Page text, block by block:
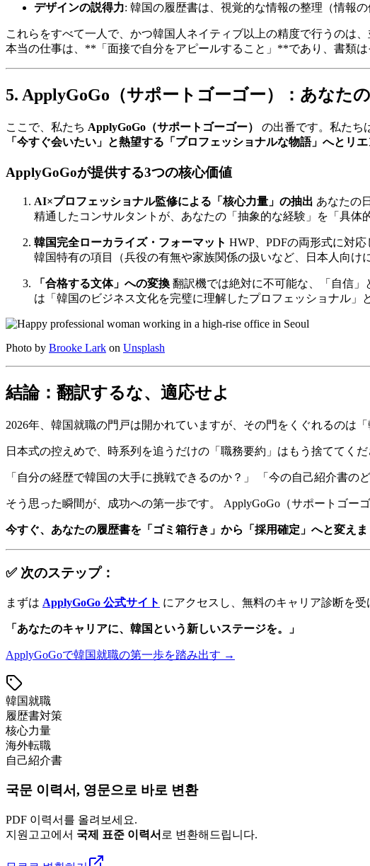
デザインの説得力: 韓国の履歴書は、視覚的な情報の整理（情報
これらをすべて一人で、かつ韓国人ネイティブ以上の精度で行うのは
本当の仕事は、**「面接で自分をアピールすること」**であり、書類は
5. ApplyGoGo（サポートゴーゴー）：あなた
ここで、私たち ​ ApplyGoGo（サポートゴーゴー） の出番です。私たち
「今すぐ会いたい」と熱望する「プロフェッショナルな物語」へとリ
ApplyGoGoが提供する3つの核心価値
AI×プロフェッショナル監修による「核心力量」の抽出 あなたの
精通したコンサルタントが、あなたの「抽象的な経験」を「具体
韓国完全ローカライズ・フォーマット HWP、PDFの両形式に対
韓国特有の項目（兵役の有無や家族関係の扱いなど、日本人向け
「合格する文体」への変換 翻訳機では絶対に不可能な、「自信
は「韓国のビジネス文化を完璧に理解したプロフェッショナル」
Photo by Brooke Lark on Unsplash
結論：翻訳するな、適応せよ
2026年、韓国就職の門戸は開かれていますが、その門をくぐれるのは
日本式の控えめで、時系列を追うだけの「職務要約」はもう捨ててく
「自分の経歴で韓国の大手に挑戦できるのか？」 「今の自己紹介書の
そう思った瞬間が、成功への第一歩です。 ApplyGoGo（サポートゴー
今すぐ、あなたの履歴書を「ゴミ箱行き」から「採用確定」へと変えま
✅ 次のステップ：
まずは ApplyGoGo 公式サイト にアクセスし、無料のキャリア診断を
「あなたのキャリアに、韓国という新しいステージを。」
ApplyGoGoで韓国就職の第一歩を踏み出す →
韓国就職
履歴書対策
核心力量
海外転職
自己紹介書
국문 이력서, 영문으로 바로 변환
PDF 이력서를 올려보세요.
지원고고에서 국제 표준 이력서 로 변환해드립니다.